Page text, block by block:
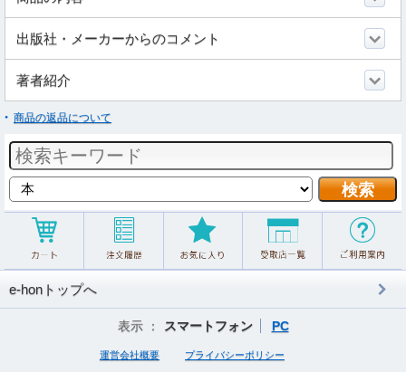
出版社・メーカーからのコメント
著者紹介
商品の返品について
e-honトップへ
表示 ： スマートフォン PC
運営会社概要 プライバシーポリシー